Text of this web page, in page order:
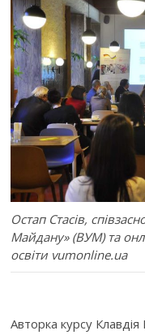
Остап Стасів,
Майдану» (ВУМ) та
освіти vumonline.ua
Авторка курсу